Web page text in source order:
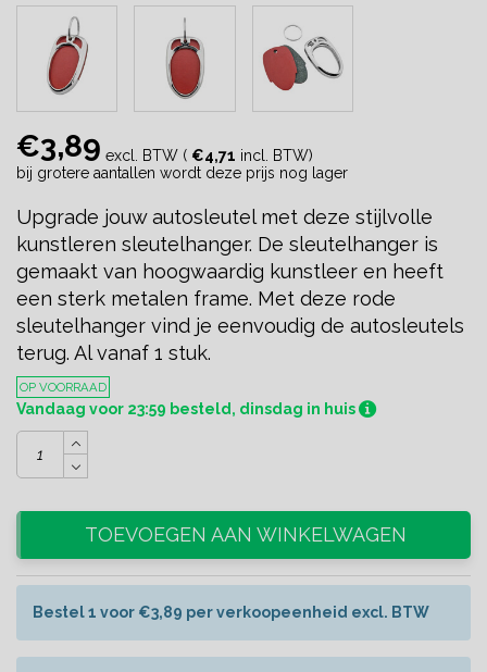
€3,89 excl. BTW ( €4,71 incl. BTW)
bij grotere aantallen wordt deze prijs nog lager
Upgrade jouw autosleutel met deze stijlvolle
kunstleren sleutelhanger. De sleutelhanger is
gemaakt van hoogwaardig kunstleer en heeft
een sterk metalen frame. Met deze rode
sleutelhanger vind je eenvoudig de autosleutels
terug. Al vanaf 1 stuk.
OP VOORRAAD
Vandaag voor 23:59 besteld, dinsdag in huis
TOEVOEGEN AAN WINKELWAGEN
Bestel 1 voor €3,89 per verkoopeenheid excl. BTW